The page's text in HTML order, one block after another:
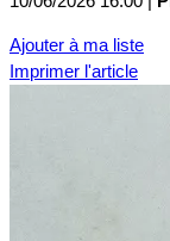
Ajouter à ma liste
Imprimer l'article